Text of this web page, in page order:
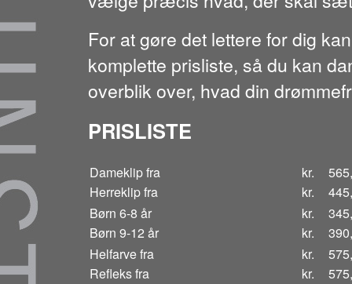
For at gøre det lettere for dig
komplette prisliste, så du kan
overblik over, hvad din
PRISLISTE
Dameklip fra kr.
Herreklip fra
kr.
Børn 6-8 år
kr.
Børn 9-12 år
kr.
Helfarve fra
kr.
Refleks fra
kr.